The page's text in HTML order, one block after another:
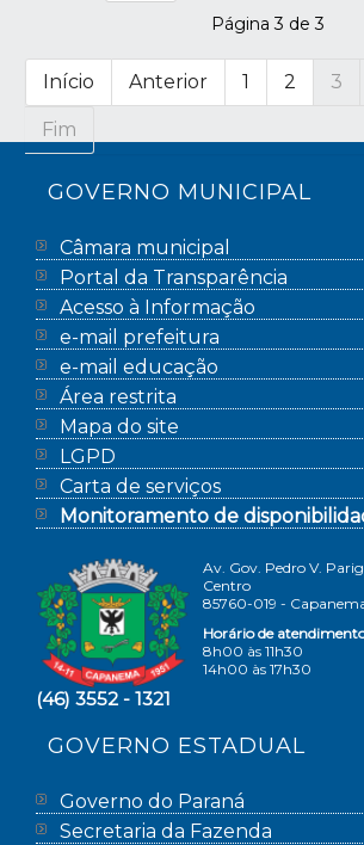
Página 3 de 3
Início Anterior 1 2 3
Fim
GOVERNO MUNICIPAL
Câmara municipal
Portal da Transparência
Acesso à Informação
e-mail prefeitura
e-mail educação
Área restrita
Mapa do site
LGPD
Carta de serviços
Monitoramento de
Av. Gov. Pedro V.
Centro
85760-019 -
Horário de
8h00 às 11h30
14h00 às 17h30
(46) 3552 - 1321
GOVERNO ESTADUAL
Governo do Paraná
Secretaria da Fazenda